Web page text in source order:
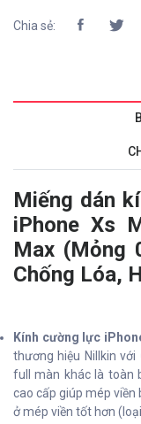
Chia sẻ:
Miếng dán
iPhone Xs
Max (Mỏng
Chống Lóa,
Kính cường lực
thương hiệu Nillkin
full màn khác là toàn
cao cấp giúp mép viền
ở mép viền tốt hơn